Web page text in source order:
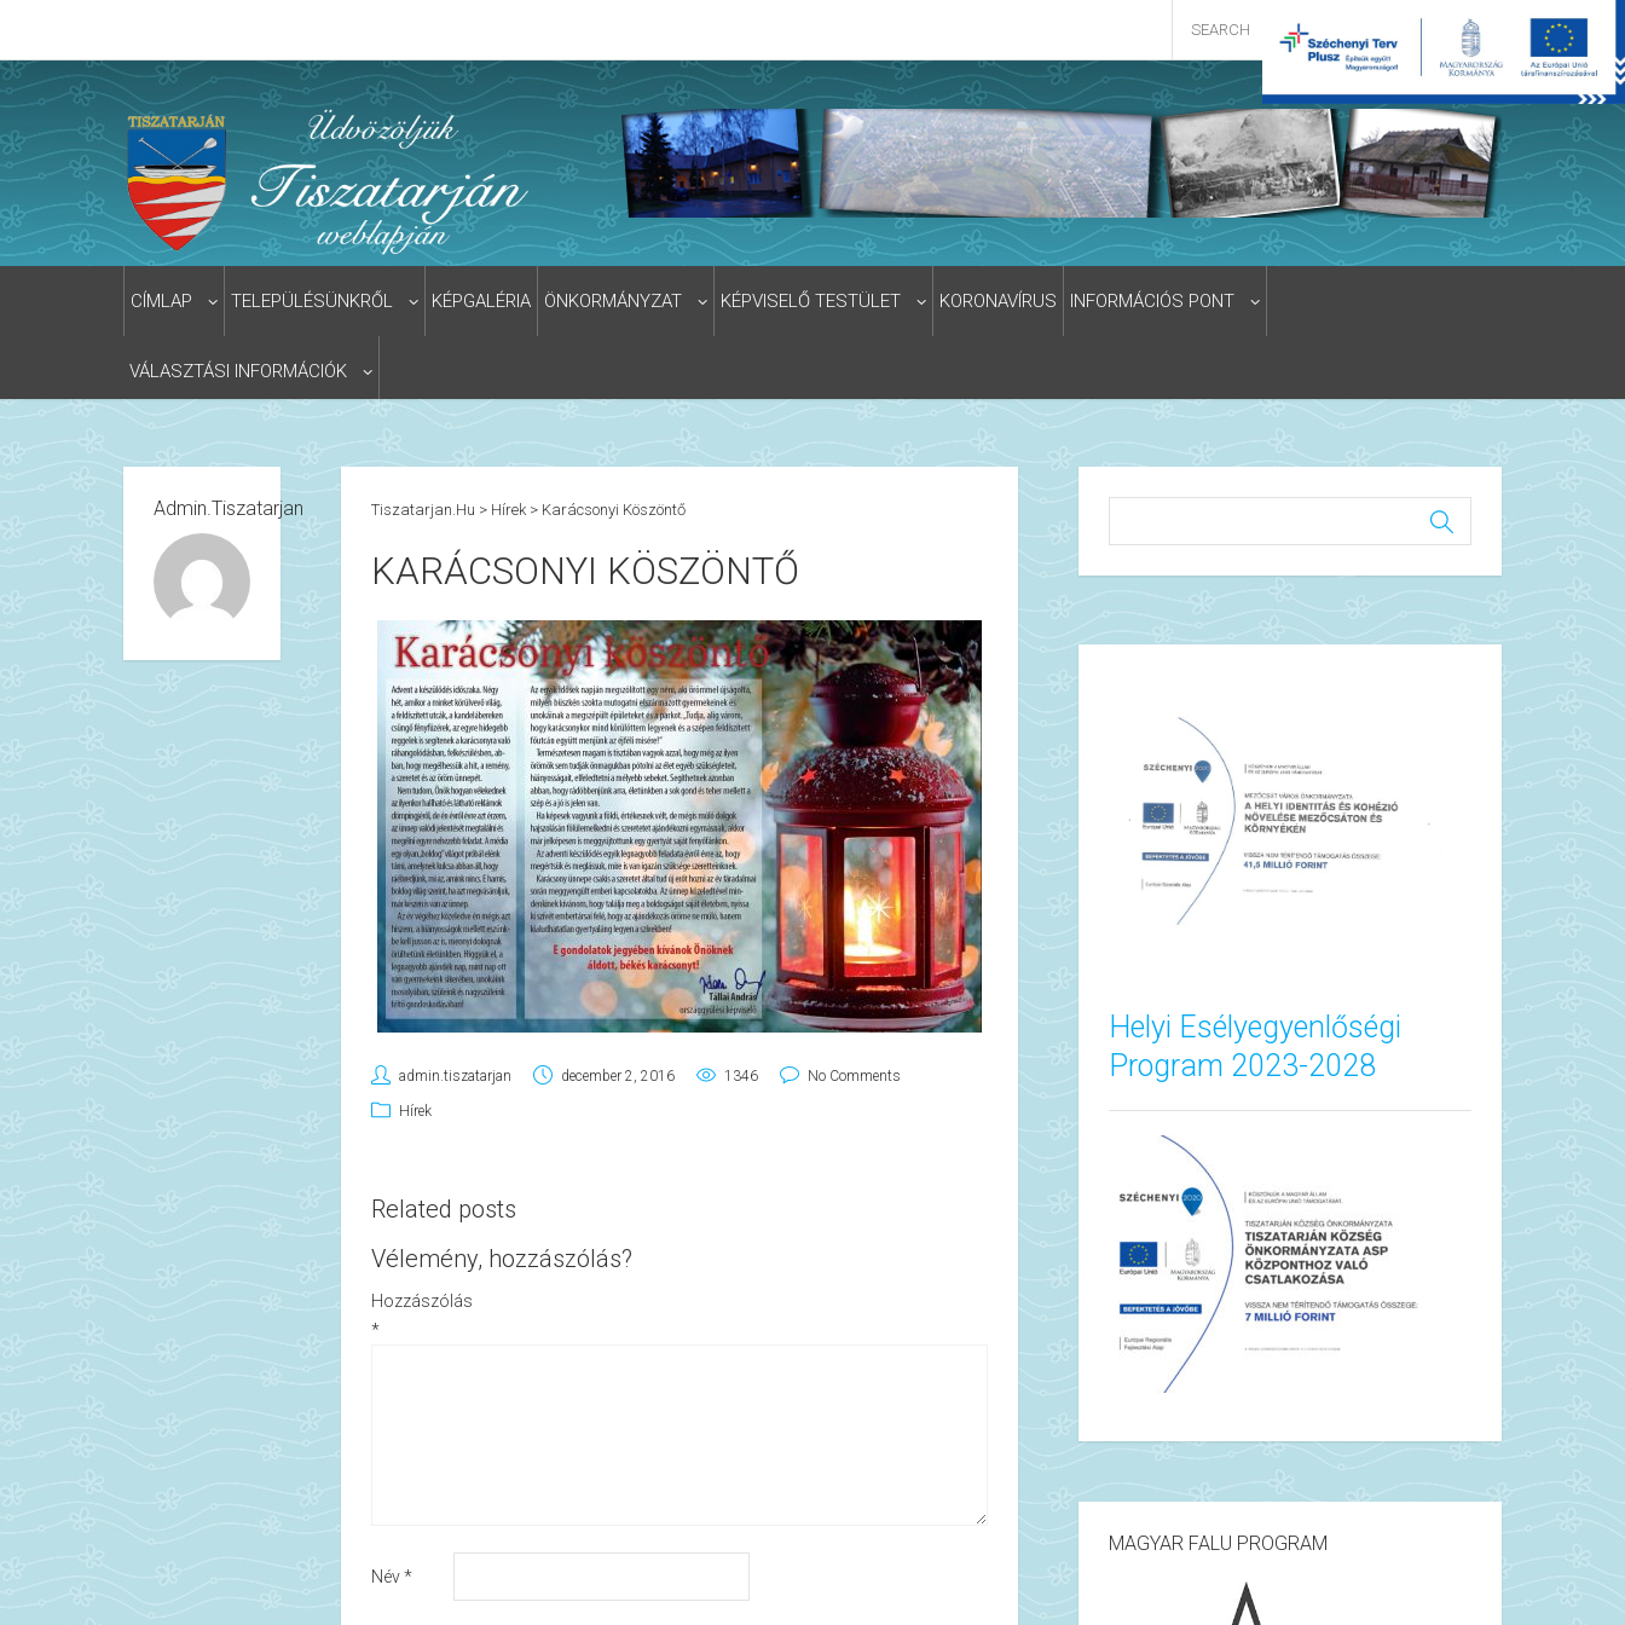
CÍMLAP TELEPÜLÉSÜNKRŐL KÉPGALÉRIA ÖNKORMÁNYZAT KÉPVISELŐ TESTÜLET KORONAVÍRUS INFORMÁCIÓS PONT
VÁLASZTÁSI INFORMÁCIÓK
Admin.tiszatarjan Tiszatarjan.hu > Hírek> Karácsonyi Köszöntő
KARÁCSONYI KÖSZÖNTŐ
admin.tiszatarjan december 2, 2016 1346 No Comments
Hírek
Related posts
Vélemény, hozzászólás?
Hozzászólás
*
Név*
Helyi Esélyegyenlőségi
Program 2023-2028
MAGYAR FALU PROGRAM